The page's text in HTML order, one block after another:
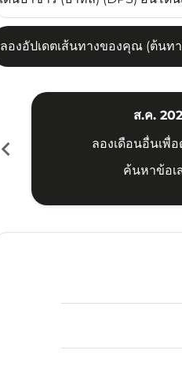
ลองอัปเดตเส้นทางของคุณ (ต้นท
chevron_left
ส.ค.
ลองเดือนอื่นเพื่
ค้นหาข้อเ